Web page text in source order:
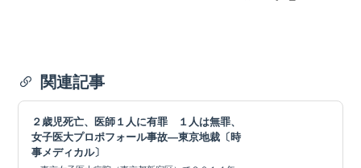
関連記事
２歳児死亡、医師１人に有罪 １人は無罪、
女子医大プロポフォール事故―東京地裁〔時
事メディカル〕